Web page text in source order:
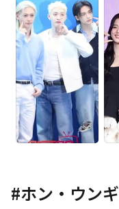
#ホン・ウンギ